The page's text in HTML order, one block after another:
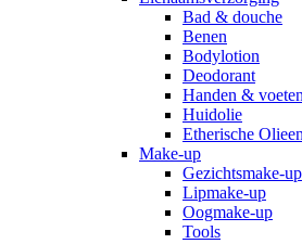
Bad & douche
Benen
Bodylotion
Deodorant
Handen & voeten
Huidolie
Etherische Olieen
Make-up
Gezichtsmake-up
Lipmake-up
Oogmake-up
Tools